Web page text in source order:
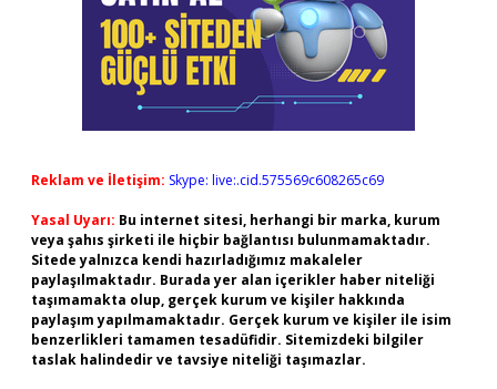
Reklam ve İletişim: Skype: live:.cid.575569c608265c69
Yasal Uyarı: Bu internet sitesi, herhangi bir marka, kurum
veya şahıs şirketi ile hiçbir bağlantısı bulunmamaktadır.
Sitede yalnızca kendi hazırladığımız makaleler
paylaşılmaktadır. Burada yer alan içerikler haber niteliği
taşımamakta olup, gerçek kurum ve kişiler hakkında
paylaşım yapılmamaktadır. Gerçek kurum ve kişiler ile isim
benzerlikleri tamamen tesadüfidir. Sitemizdeki bilgiler
taslak halindedir ve tavsiye niteliği taşımazlar.